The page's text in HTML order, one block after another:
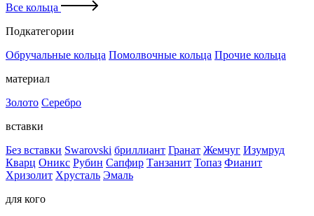
Все кольца
Подкатегории
Обручальные кольца Помолвочные кольца Прочие кольца
материал
Золото Серебро
вставки
Без вставки Swarovski бриллиант Гранат Жемчуг Изумруд
Кварц Оникс Рубин Сапфир Танзанит Топаз Фианит
Хризолит Хрусталь Эмаль
для кого